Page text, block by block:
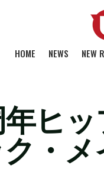
HOME NEWS NEW
ヒ
・